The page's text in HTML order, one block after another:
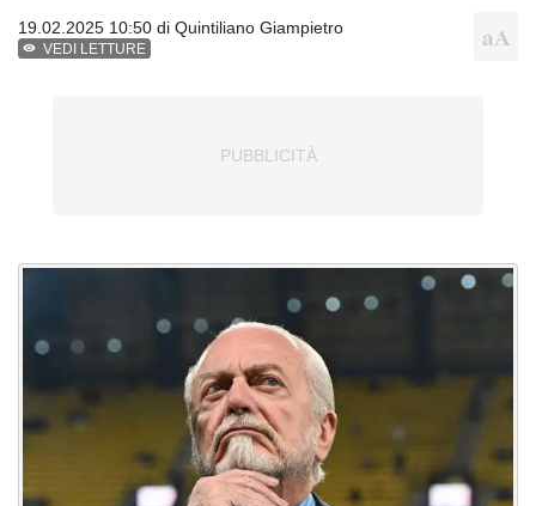
19.02.2025 10:50 di Quintiliano Giampietro
VEDI LETTURE